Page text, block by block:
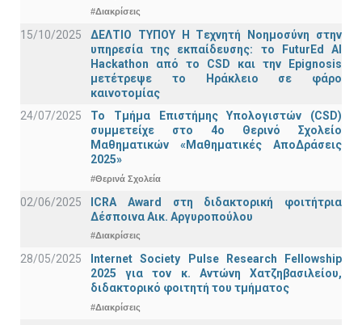
#Διακρίσεις
15/10/2025
ΔΕΛΤΙΟ ΤΥΠΟΥ H Tεχνητή Νοημοσύνη στην
υπηρεσία της εκπαίδευσης: το FuturEd AI
Hackathon από το CSD και την Epignosis
μετέτρεψε το Ηράκλειο σε φάρο
καινοτομίας
24/07/2025
Το Τμήμα Επιστήμης Υπολογιστών (CSD)
συμμετείχε στο 4ο Θερινό Σχολείο
Μαθηματικών «Μαθηματικές ΑποΔράσεις
2025»
#Θερινά Σχολεία
02/06/2025
ICRA Award στη διδακτορική φοιτήτρια
Δέσποινα Αικ. Αργυροπούλου
#Διακρίσεις
28/05/2025
Internet Society Pulse Research Fellowship
2025 για τον κ. Αντώνη Χατζηβασιλείου,
διδακτορικό φοιτητή του τμήματος
#Διακρίσεις